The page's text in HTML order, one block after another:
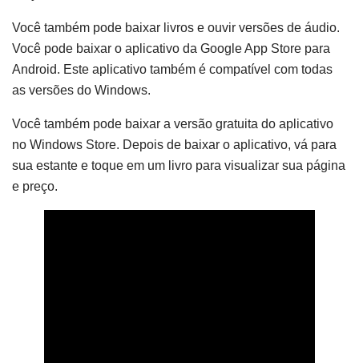
Você também pode baixar livros e ouvir versões de áudio.
Você pode baixar o aplicativo da Google App Store para
Android. Este aplicativo também é compatível com todas
as versões do Windows.
Você também pode baixar a versão gratuita do aplicativo
no Windows Store. Depois de baixar o aplicativo, vá para
sua estante e toque em um livro para visualizar sua página
e preço.